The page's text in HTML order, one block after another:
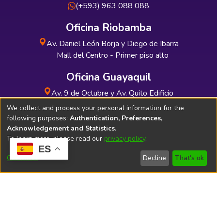
ES
(+593) 963 088 088
Oficina Riobamba
Av. Daniel León Borja y Diego de Ibarra
Mall del Centro - Primer piso alto
Oficina Guayaquil
Av. 9 de Octubre y Av. Quito Edificio
INDUAUTO - Planta baja
Soporte Técnico Bibliolatino.com
We collect and process your personal information for the
following purposes: Authentication, Preferences,
Acknowledgement and Statistics.
To learn more, please read our privacy policy.
Customize Decline That's ok